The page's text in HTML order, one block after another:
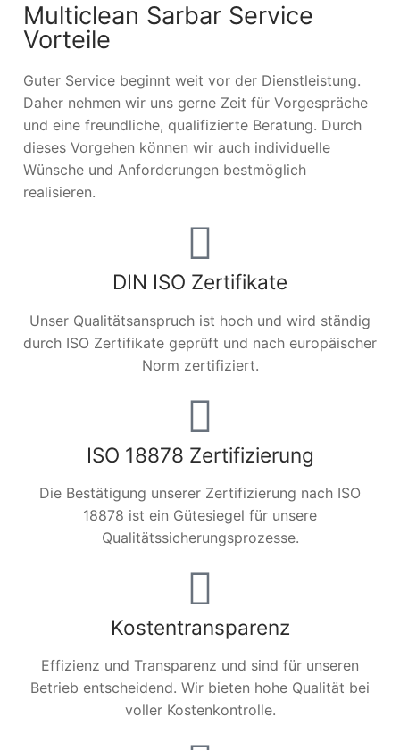
Multiclean Sarbar Service
Vorteile
Guter Service beginnt weit vor der Dienstleistung.
Daher nehmen wir uns gerne Zeit für Vorgespräche
und eine freundliche, qualifizierte Beratung. Durch
dieses Vorgehen können wir auch individuelle
Wünsche und Anforderungen bestmöglich
realisieren.
DIN ISO Zertifikate
Unser Qualitätsanspruch ist hoch und wird ständig
durch ISO Zertifikate geprüft und nach europäischer
Norm zertifiziert.
ISO 18878 Zertifizierung
Die Bestätigung unserer Zertifizierung nach ISO
18878 ist ein Gütesiegel für unsere
Qualitätssicherungsprozesse.
Kostentransparenz
Effizienz und Transparenz und sind für unseren
Betrieb entscheidend. Wir bieten hohe Qualität bei
voller Kostenkontrolle.